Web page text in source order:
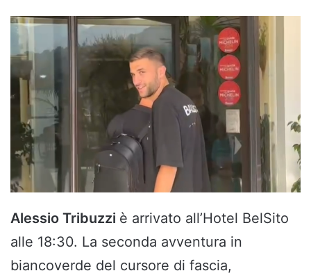
Alessio Tribuzzi è arrivato all’Hotel BelSito
alle 18:30. La seconda avventura in
biancoverde del cursore di fascia,